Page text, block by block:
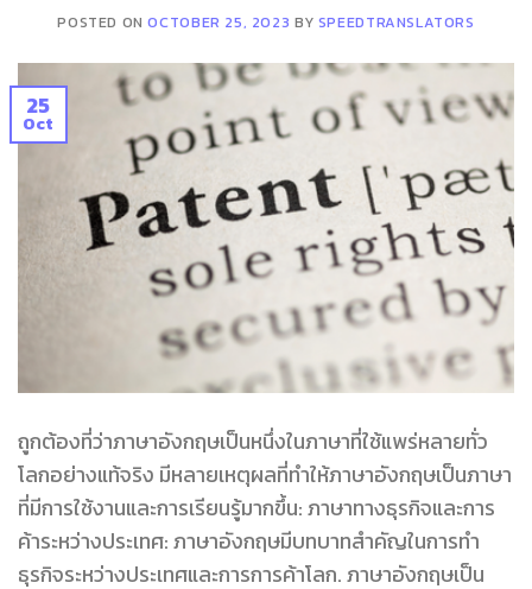
POSTED ONOCTOBER 25, 2023 BY SPEEDTRANSLATORS
25
Oct
ถูกต้องที่ว่าภาษาอังกฤษเป็นหนึ่งในภาษาที่ใช้แพร่หลายทั่ว
โลกอย่างแท้จริง มีหลายเหตุผลที่ทำให้ภาษาอังกฤษเป็นภาษา
ที่มีการใช้งานและการเรียนรู้มากขึ้น: ภาษาทางธุรกิจและการ
ค้าระหว่างประเทศ: ภาษาอังกฤษมีบทบาทสำคัญในการทำ
ธุรกิจระหว่างประเทศและการการค้าโลก. ภาษาอังกฤษเป็น